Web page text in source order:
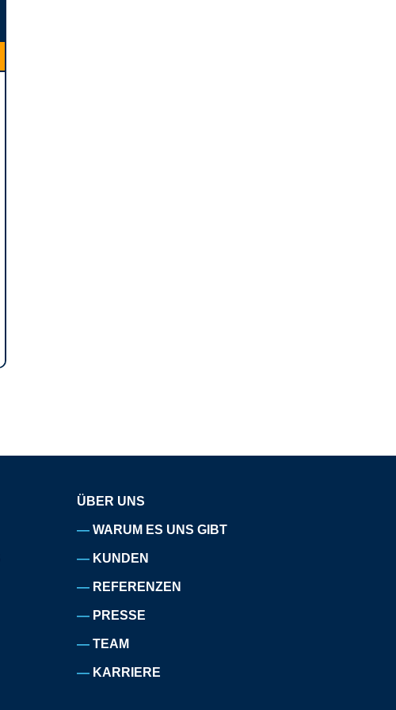
ÜBER UNS
WARUM ES UNS GIBT
KUNDEN
REFERENZEN
PRESSE
TEAM
KARRIERE